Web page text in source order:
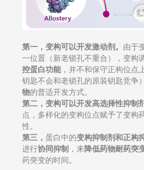
第一，变构可以开发激动剂。 由于
一位置（新老锁孔不重合），变构
控蛋白功能，并不和保守正构位点
钥匙不会和老锁孔的原装钥匙竞争
物的普适开发方式。
第二，变构可以开发高选择性抑制剂
点，多样化的变构位点赋予了变构
性。
第三， 蛋白中的变构抑制剂和正构
进行协同抑制 ，来降低药物耐药突
药突变的时间。